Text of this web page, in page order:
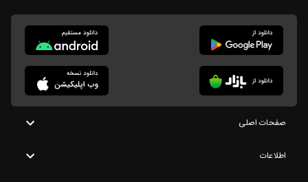
صفحات اصلی
اطلاعات